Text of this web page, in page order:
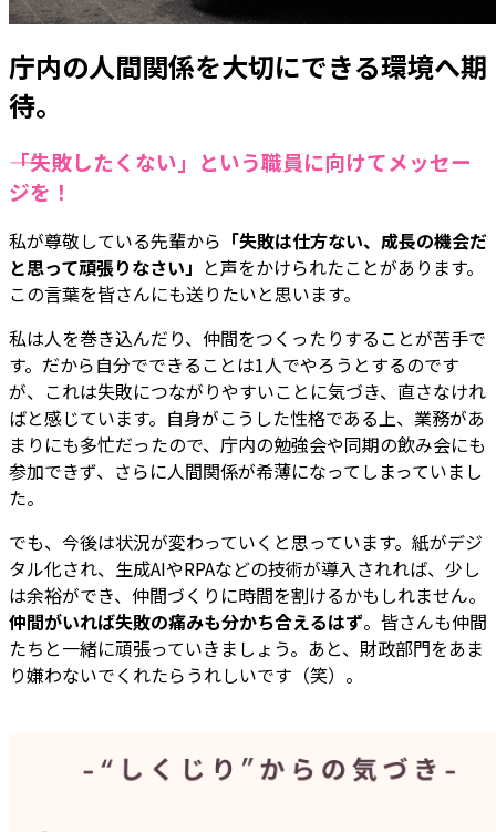
庁内の人間関係を大切にできる環境へ期
待。
――「失敗したくない」という職員に向けてメッセー
ジを！
私が尊敬している先輩から 「失敗は仕方ない、成長の機会だ
と思って頑張りなさい」 と声をかけられたことがあります。
この言葉を皆さんにも送りたいと思います。
私は人を巻き込んだり、仲間をつくったりすることが苦手で
す。だから自分でできることは1人でやろうとするのです
が、これは失敗につながりやすいことに気づき、直さなけれ
ばと感じています。自身がこうした性格である上、業務があ
まりにも多忙だったので、庁内の勉強会や同期の飲み会にも
参加できず、さらに人間関係が希薄になってしまっていまし
た。
でも、今後は状況が変わっていくと思っています。紙がデジ
タル化され、生成AIやRPAなどの技術が導入されれば、少し
は余裕ができ、仲間づくりに時間を割けるかもしれません。
仲間がいれば失敗の痛みも分かち合えるはず。皆さんも仲間
たちと一緒に頑張っていきましょう。あと、財政部門をあま
り嫌わないでくれたらうれしいです（笑）。